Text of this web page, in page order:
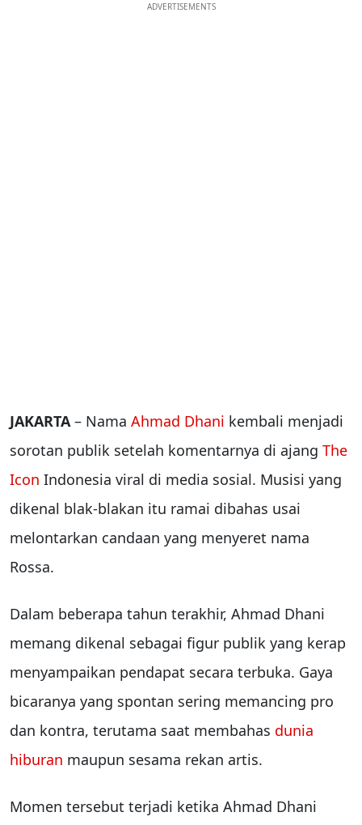
ADVERTISEMENTS
JAKARTA– Nama Ahmad Dhani kembali menjadi
sorotan publik setelah komentarnya di ajang The
Icon Indonesia viral di media sosial. Musisi yang
dikenal blak-blakan itu ramai dibahas usai
melontarkan candaan yang menyeret nama
Rossa.
Dalam beberapa tahun terakhir, Ahmad Dhani
memang dikenal sebagai figur publik yang kerap
menyampaikan pendapat secara terbuka. Gaya
bicaranya yang spontan sering memancing pro
dan kontra, terutama saat membahas dunia
hiburan maupun sesama rekan artis.
Momen tersebut terjadi ketika Ahmad Dhani